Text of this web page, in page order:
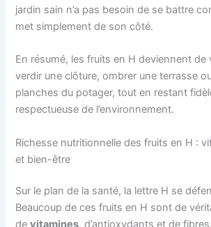
jardin sain n’a pas besoin de se battre
met simplement de son côté.
En résumé, les fruits en H deviennent de
verdir une clôture, ombrer une terrasse
planches du potager, tout en restant
respectueuse de l’environnement.
Richesse nutritionnelle des fruits en H :
et bien-être
Sur le plan de la santé, la lettre H se
Beaucoup de ces fruits en H sont de